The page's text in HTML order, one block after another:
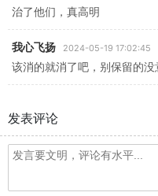
治了他们，真高明
我心飞扬 2024-05-19 17:02:45
该消的就消了吧，别保留的
发表评论